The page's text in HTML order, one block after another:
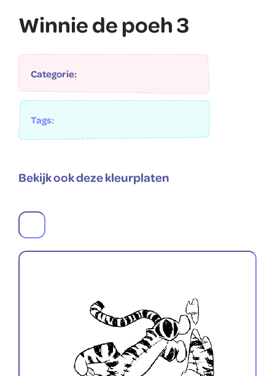
Winnie de poeh 3
Categorie:
Tags:
Bekijk ook deze kleurplaten